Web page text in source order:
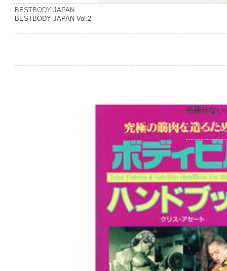
BESTBODY JAPAN
BESTBODY JAPAN Vol.2
色褪せない